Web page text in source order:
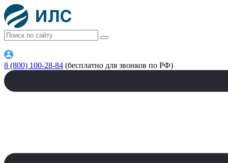
8 (800) 100-28-84 (бесплатно для звонков по РФ)